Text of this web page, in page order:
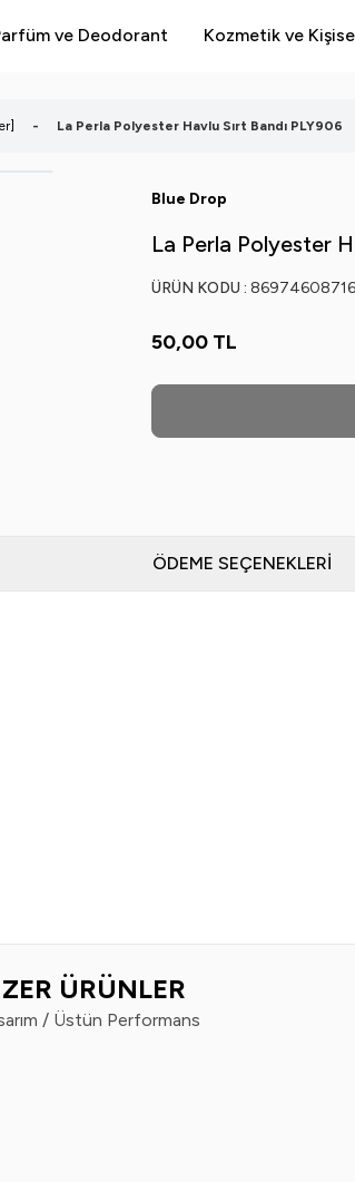
ve Deodorant Kozmetik ve
- La Perla Polyester Havlu Sırt Bandı PLY906
Blue Drop
La Perla Polyester
ÜRÜN KODU :
50,00 TL
ÖDEME SEÇENEKLERI
ÜRÜNLER
/ Üstün Performans